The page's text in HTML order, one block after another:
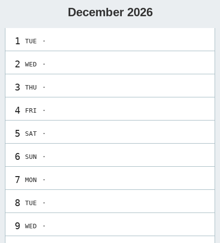
December 2026
1 TUE ・
2 WED ・
3 THU ・
4 FRI ・
5 SAT ・
6 SUN ・
7 MON ・
8 TUE ・
9 WED ・